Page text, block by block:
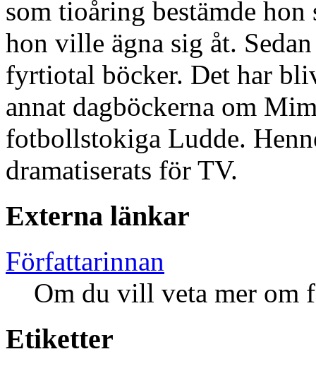
som tioåring bestämde
hon ville ägna sig åt.
fyrtiotal böcker. Det har
annat dagböckerna om
fotbollstokiga Ludde.
dramatiserats för TV.
Externa länkar
Författarinnan
Om du vill veta mer om
Etiketter